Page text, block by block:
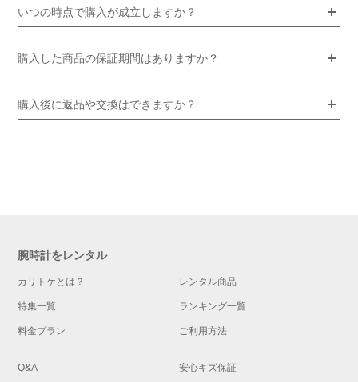
いつの時点で購入が成立しますか？
購入した商品の保証期間はありますか？
購入後に返品や交換はできますか？
腕時計をレンタル
カリトケとは？ レンタル商品
特集一覧 ランキング一覧
料金プラン ご利用方法
Q&A 安心キズ保証